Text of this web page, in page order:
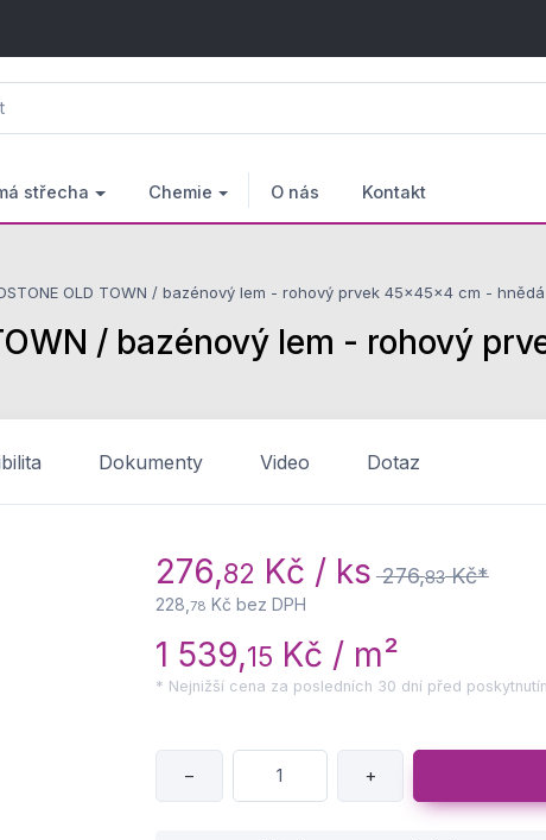
střecha Chemie O nás Kontakt
OLD TOWN / bazénový lem - rohový prvek 45x45x4 cm - hnědá
/ bazénový lem - rohový
Dokumenty Video Dotaz
276,82 Kč / ks 276,83Kč*
228, 78 Kč bez DPH
1 539,15 Kč / m²
* Nejnižší cena za posledních 30 dní před
− +